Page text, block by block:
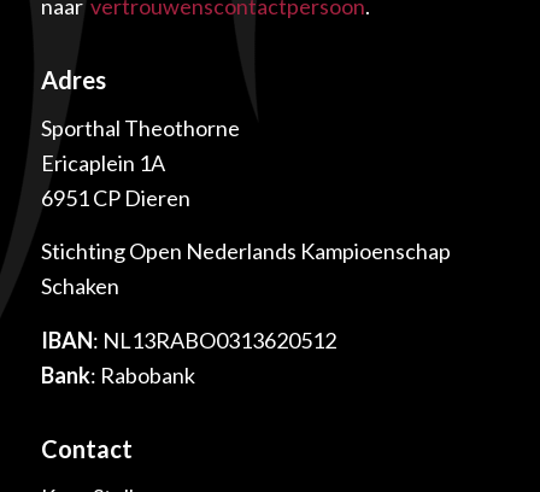
naarvertrouwenscontactpersoon.
Adres
Sporthal Theothorne
Ericaplein 1A
6951 CP Dieren
Stichting Open Nederlands Kampioenschap
Schaken
IBAN: NL13RABO0313620512
Bank: Rabobank
Contact